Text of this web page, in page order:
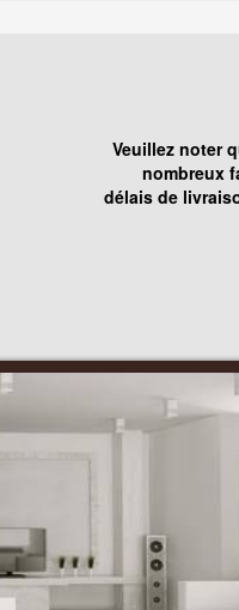
Veuillez noter
nombreux
délais de